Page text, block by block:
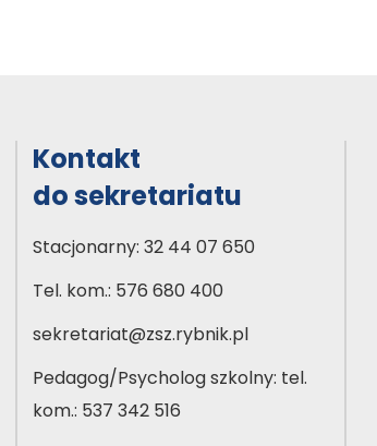
Kontakt
do sekretariatu
Stacjonarny: 32 44 07 650
Tel. kom.: 576 680 400
sekretariat@zsz.rybnik.pl
Pedagog/Psycholog szkolny: tel.
kom.: 537 342 516